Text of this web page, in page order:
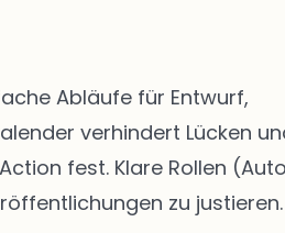
Abläufe für Entwurf,
verhindert Lücken
fest. Klare Rollen
zu justieren.